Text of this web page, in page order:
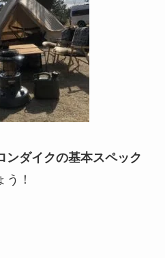
ンダイクの基本スペック
！